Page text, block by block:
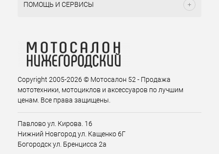
ПОМОЩЬ И СЕРВИСЫ
Copyright 2005-2026 © Мотосалон 52 - Продажа
мототехники, мотоциклов и аксессуаров по лучшим
ценам. Все права защищены.
Павлово ул. Кирова. 16
Нижний Новгород ул. Кащенко 6Г
Богородск ул. Бренцисса 2а